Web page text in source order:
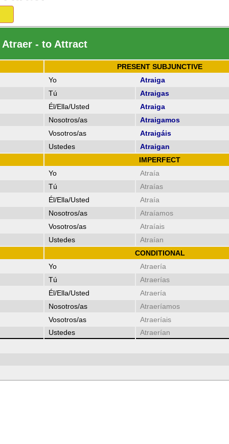
Atraer - to Attract
PRESENT SUBJUNCTIVE
Yo
Atraiga
Tú
Atraigas
Él/Ella/Usted
Atraiga
Nosotros/as
Atraigamos
Vosotros/as
Atraigáis
Ustedes
Atraigan
IMPERFECT
Yo
Atraía
Tú
Atraías
Él/Ella/Usted
Atraía
Nosotros/as
Atraíamos
Vosotros/as
Atraíais
Ustedes
Atraían
CONDITIONAL
Yo
Atraería
Tú
Atraerías
Él/Ella/Usted
Atraería
Nosotros/as
Atraeríamos
Vosotros/as
Atraeríais
Ustedes
Atraerían